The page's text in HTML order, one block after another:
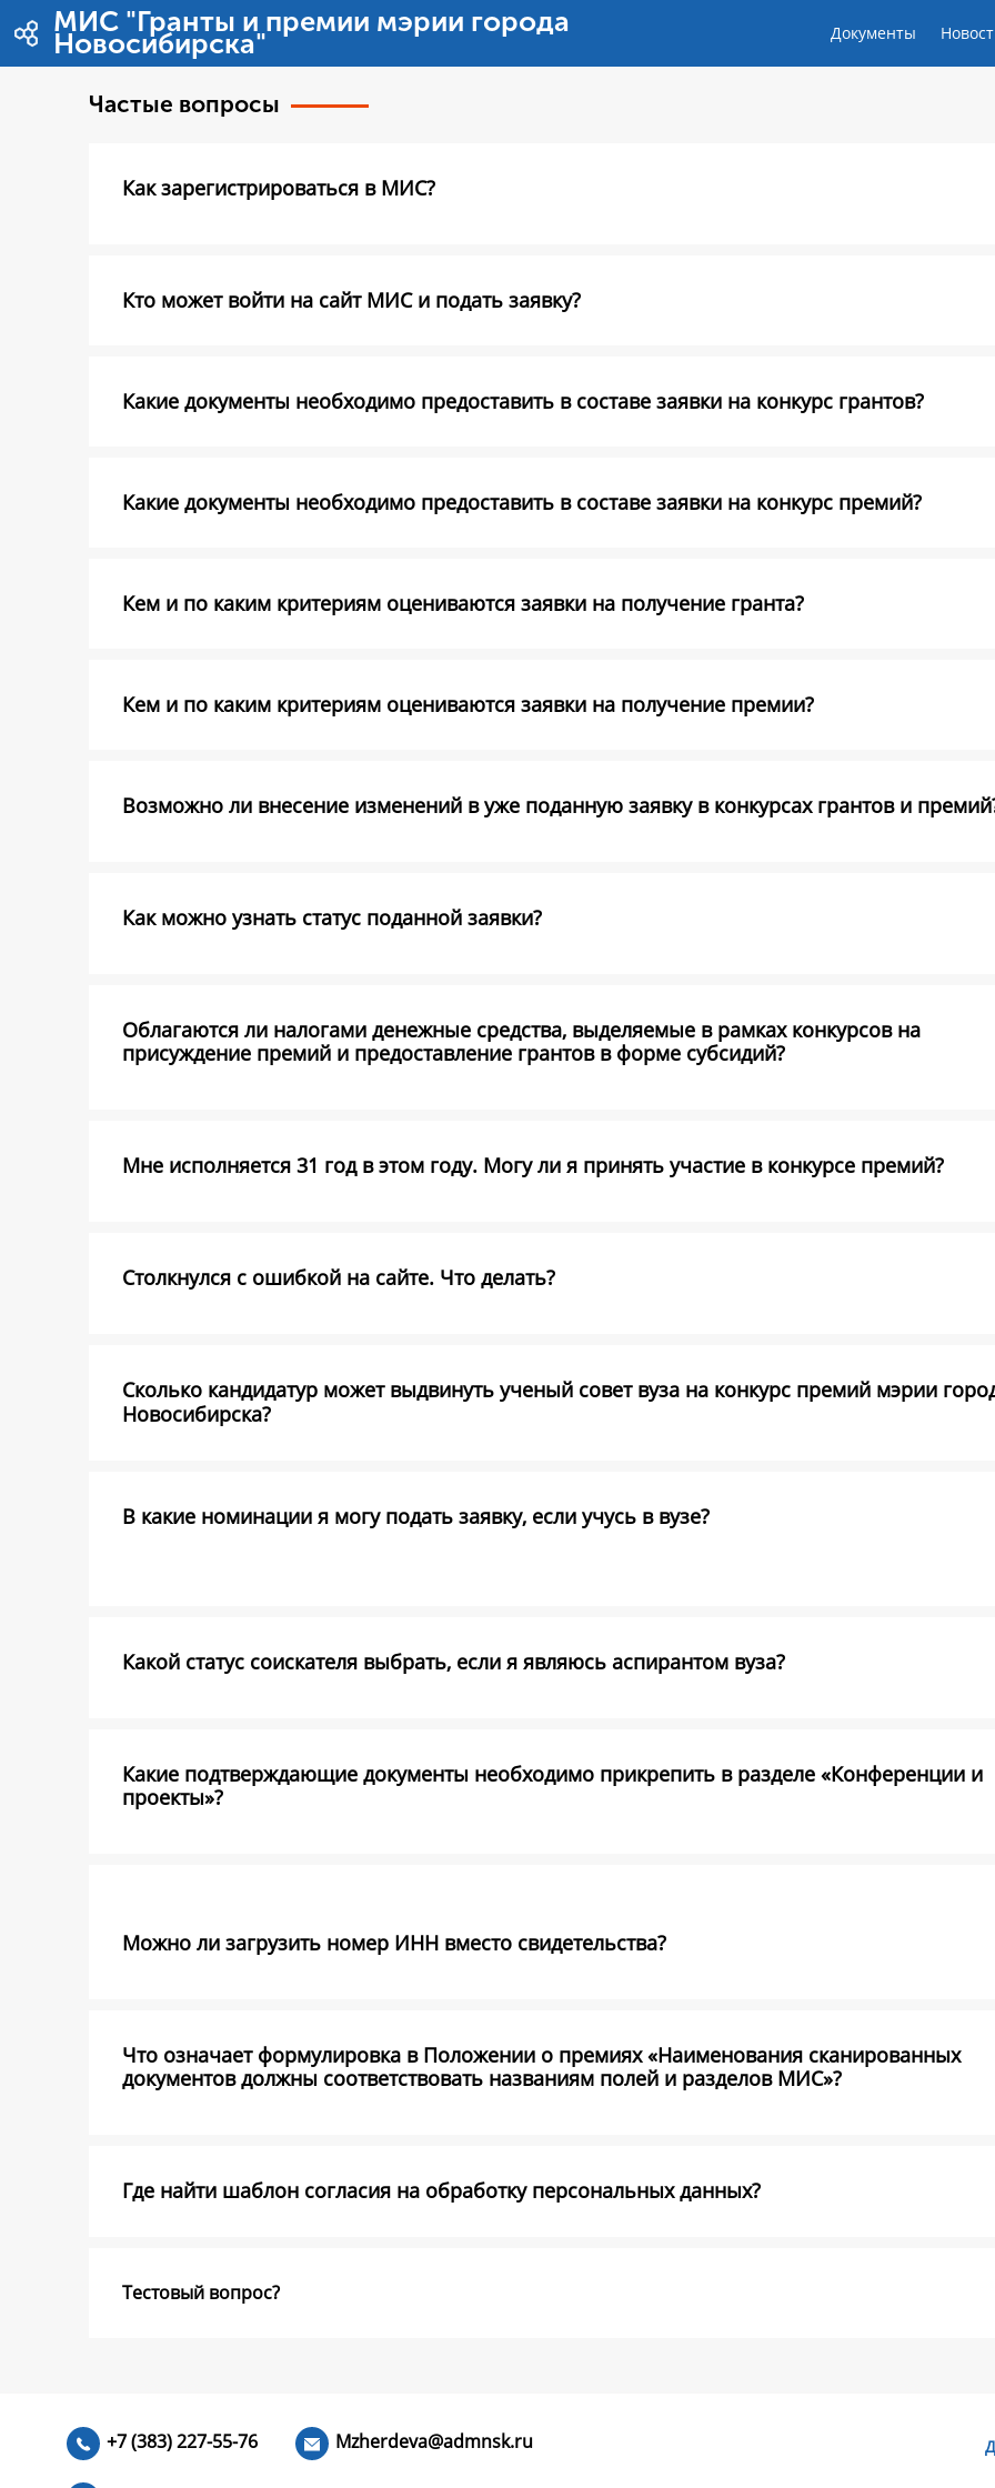
内容へスキップ
МИС "Гранты и премии мэрии города
Новосибирска" Документы
Частые вопросы
Как зарегистрироваться в МИС?
Кто может войти на сайт МИС и подать заявку?
Какие документы необходимо предоставить в составе заявки на конкурс грантов?
Какие документы необходимо предоставить в составе заявки на конкурс премий?
Кем и по каким критериям оцениваются заявки на получение гранта?
Кем и по каким критериям оцениваются заявки на получение премии?
Возможно ли внесение изменений в уже поданную заявку в конкурсах грантов и
Как можно узнать статус поданной заявки?
Облагаются ли налогами денежные средства, выделяемые в рамках конкурсов на
присуждение премий и предоставление грантов в форме субсидий?
Мне исполняется 31 год в этом году. Могу ли я принять участие в конкурсе премий?
Столкнулся с ошибкой на сайте. Что делать?
Сколько кандидатур может выдвинуть ученый совет вуза на конкурс премий мэрии
Новосибирска?
В какие номинации я могу подать заявку, если учусь в вузе?
Какой статус соискателя выбрать, если я являюсь аспирантом вуза?
Какие подтверждающие документы необходимо прикрепить в разделе «Конференции и
проекты»?
Можно ли загрузить номер ИНН вместо свидетельства?
Что означает формулировка в Положении о премиях «Наименования сканированных
документов должны соответствовать названиям полей и разделов МИС»?
Где найти шаблон согласия на обработку персональных данных?
Тестовый вопрос?
+7 (383) 227-55-76 Mzherdeva@admnsk.ru